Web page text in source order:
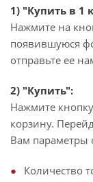
1) "Купить в 1
Нажмите на
появившуюся
отправьте ее
2) "Купить":
Нажмите
корзину.
Вам параметры
Количество